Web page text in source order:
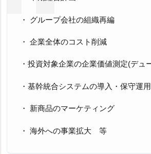
・ グループ会社の組織再編
・ 企業全体のコスト削減
・投資対象企業の企業価値測定(デュ
・基幹統合システムの導入・保守運用
・ 新商品のマーケティング
・ 海外への事業拡大 等